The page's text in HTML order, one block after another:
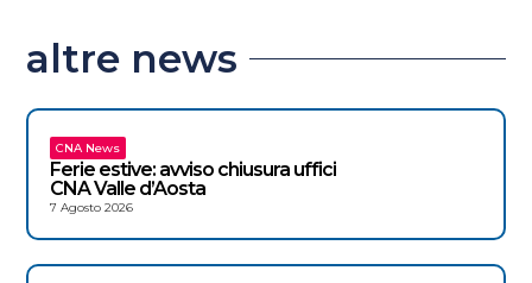
altre news
CNA News
Ferie estive: avviso chiusura uffici
CNA Valle d’Aosta
7 Agosto 2026